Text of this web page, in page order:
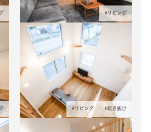
#リビング
#リビング #吹き抜け